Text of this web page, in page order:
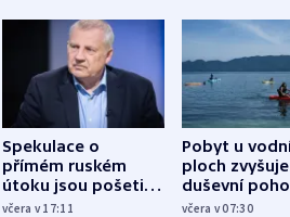
Spekulace o
přímém ruském
útoku jsou pošetilé,
míní estonský
včera v 17:11
Pobyt u
ploch zvyšuje
duševní
ukázala
včera v 07:30